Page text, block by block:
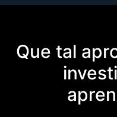
ou benéfico. Hoje, é
priorizar a aprendizagem
faz a diferença para os
Que tal